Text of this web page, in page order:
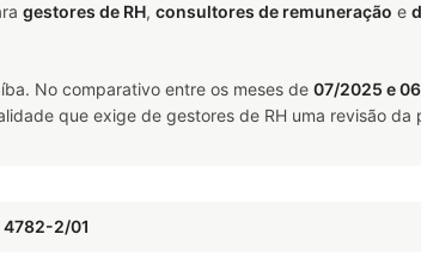
gestores de RH, consultores de remuneração e
No comparativo entre os meses de 07/2025 e
que exige de gestores de RH uma revisão da
4782-2/01